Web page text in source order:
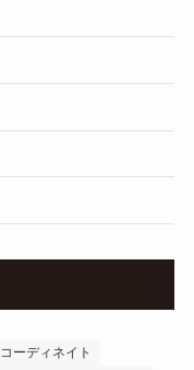
コーディネイト